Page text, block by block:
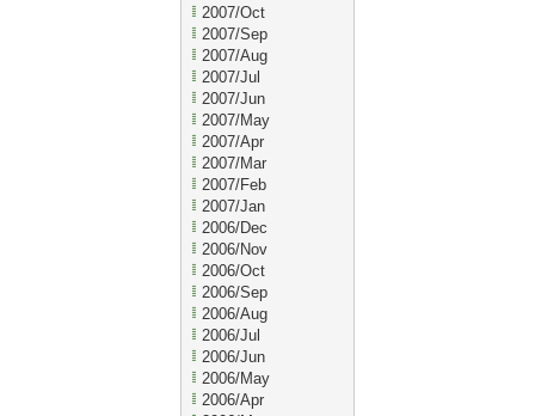
2007/Oct
2007/Sep
2007/Aug
2007/Jul
2007/Jun
2007/May
2007/Apr
2007/Mar
2007/Feb
2007/Jan
2006/Dec
2006/Nov
2006/Oct
2006/Sep
2006/Aug
2006/Jul
2006/Jun
2006/May
2006/Apr